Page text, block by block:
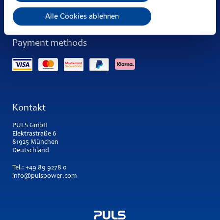
Alle Cookies ablehnen
Payment methods
Kontakt
PULS GmbH
Elektrastraße 6
81925 München
Deutschland
Tel.: +49 89 9278 0
info@pulspower.com